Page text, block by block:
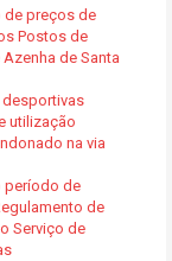
de preços de
Postos de
de Santa
desportivas
utilização
na via
período de
de
Serviço de